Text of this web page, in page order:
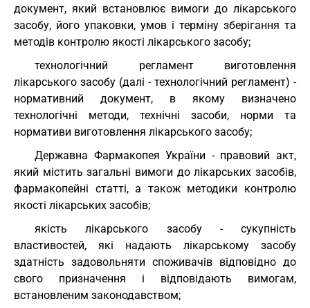
документ, який встановлює вимоги до лікарського
засобу, його упаковки, умов і терміну зберігання та
методів контролю якості лікарського засобу;
технологічний регламент виготовлення
лікарського засобу (далі - технологічний регламент) -
нормативний документ, в якому визначено
технологічні методи, технічні засоби, норми та
нормативи виготовлення лікарського засобу;
Державна Фармакопея України - правовий акт,
який містить загальні вимоги до лікарських засобів,
фармакопейні статті, а також методики контролю
якості лікарських засобів;
якість лікарського засобу - сукупність
властивостей, які надають лікарському засобу
здатність задовольняти споживачів відповідно до
свого призначення і відповідають вимогам,
встановленим законодавством;